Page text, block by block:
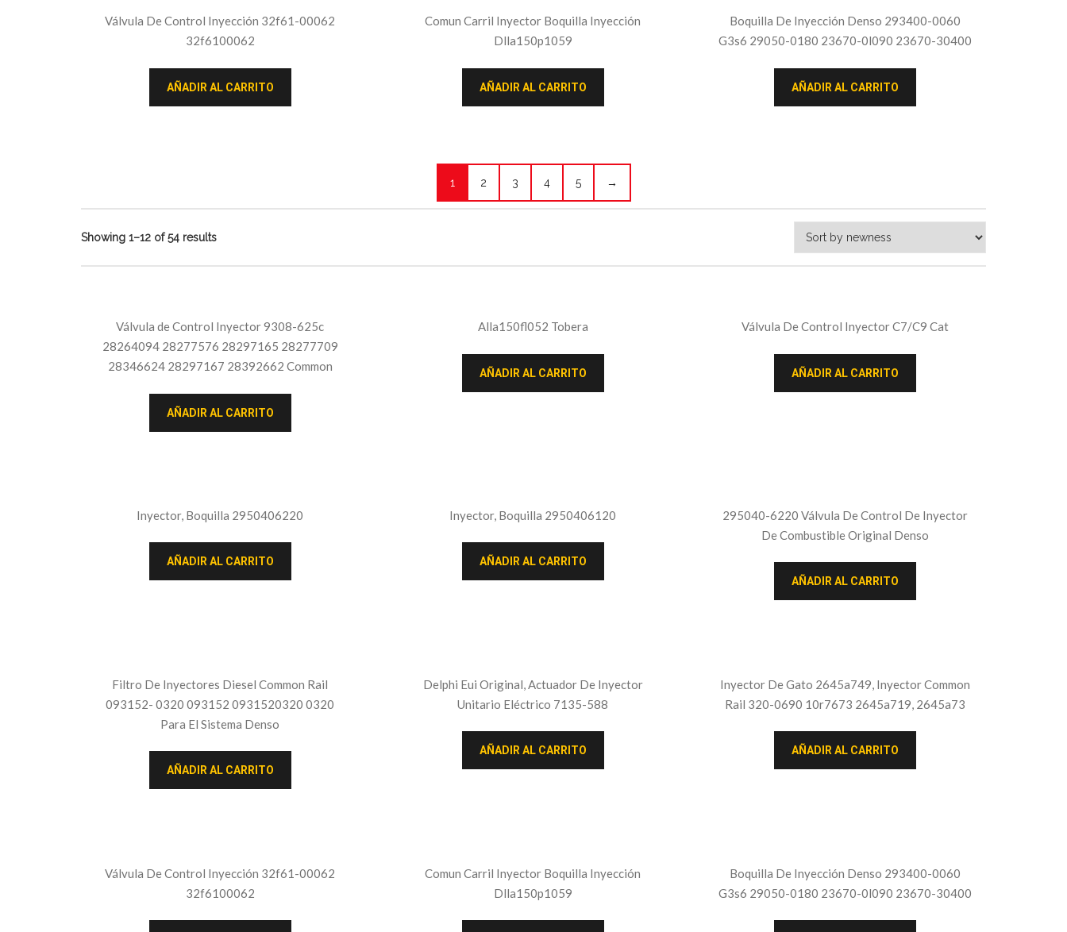
Válvula De Control Inyección 32f61-00062
32f6100062
AÑADIR AL CARRITO
Comun Carril Inyector Boquilla Inyección
Dlla150p1059
AÑADIR AL CARRITO
Boquilla De Inyección Denso 293400-0060
G3s6 29050-0180 23670-0l090 23670-30400
AÑADIR AL CARRITO
1 2 3 4 5 →
Showing 1–12 of 54 results
Válvula de Control Inyector 9308-625c
28264094 28277576 28297165 28277709
28346624 28297167 28392662 Common
AÑADIR AL CARRITO
Alla150fl052 Tobera
AÑADIR AL CARRITO
Válvula De Control Inyector C7/C9 Cat
AÑADIR AL CARRITO
Inyector, Boquilla 2950406220
AÑADIR AL CARRITO
Inyector, Boquilla 2950406120
AÑADIR AL CARRITO
295040-6220 Válvula De Control De Inyector
De Combustible Original Denso
AÑADIR AL CARRITO
Filtro De Inyectores Diesel Common Rail
093152- 0320 093152 0931520320 0320
Para El Sistema Denso
AÑADIR AL CARRITO
Delphi Eui Original, Actuador De Inyector
Unitario Eléctrico 7135-588
AÑADIR AL CARRITO
Inyector De Gato 2645a749, Inyector Common
Rail 320-0690 10r7673 2645a719, 2645a73
AÑADIR AL CARRITO
Válvula De Control Inyección 32f61-00062
32f6100062
Comun Carril Inyector Boquilla Inyección
Dlla150p1059
Boquilla De Inyección Denso 293400-0060
G3s6 29050-0180 23670-0l090 23670-30400